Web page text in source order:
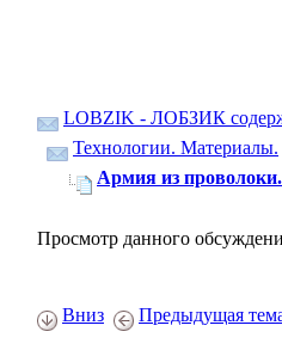
LOBZIK - ЛОБЗИК
Технологии. Материалы.
Армия из проволоки.
Просмотр данного
Вниз Предыдущая